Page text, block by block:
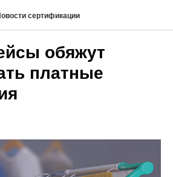
сертификации
обяжут
платные